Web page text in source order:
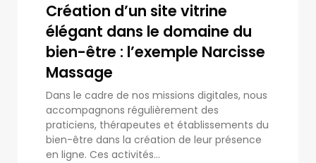
Création d’un site vitrine
élégant dans le domaine du
bien-être : l’exemple Narcisse
Massage
Dans le cadre de nos missions digitales, nous
accompagnons régulièrement des
praticiens, thérapeutes et établissements du
bien-être dans la création de leur présence
en ligne. Ces activités...